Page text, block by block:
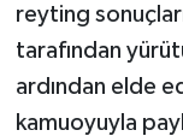
reyting
tarafından
ardından elde
kamuoyuyla